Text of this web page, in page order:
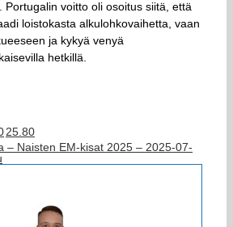
Portugalin voitto oli osoitus siitä, että
loistokasta alkulohkovaihetta, vaan
ja kykyä venyä
hetkillä.
25.80
– Naisten EM-kisat 2025 – 2025-07-